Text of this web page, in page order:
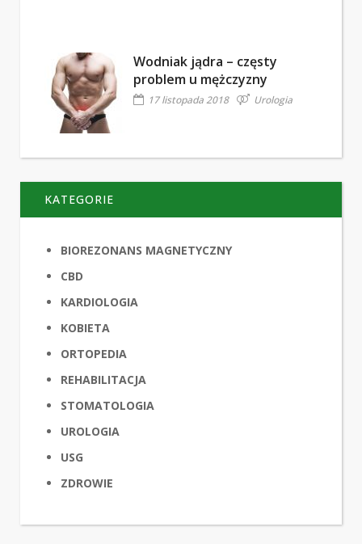
Wodniak jądra – częsty
problem u mężczyzny
17 listopada 2018 Urologia
KATEGORIE
BIOREZONANS MAGNETYCZNY
CBD
KARDIOLOGIA
KOBIETA
ORTOPEDIA
REHABILITACJA
STOMATOLOGIA
UROLOGIA
USG
ZDROWIE